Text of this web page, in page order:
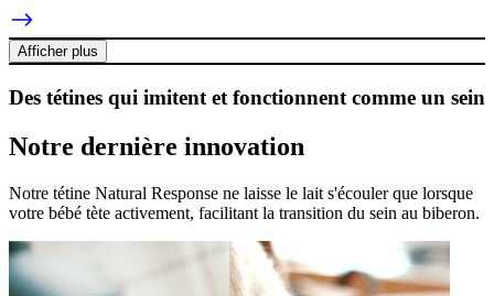
Afficher plus
Des tétines qui imitent et fonctionnent comme un sein
Notre dernière innovation
Notre tétine Natural Response ne laisse le lait s'écouler que lorsque
votre bébé tète activement, facilitant la transition du sein au biberon.